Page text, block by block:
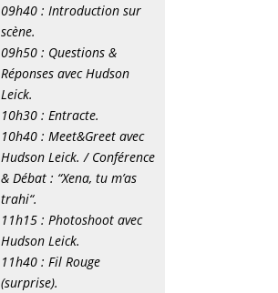
09h40 : Introduction sur
scène.
09h50 : Questions &
Réponses avec Hudson
Leick.
10h30 : Entracte.
10h40 : Meet&Greet avec
Hudson Leick. / Conférence
& Débat : “Xena, tu m’as
trahi“.
11h15 : Photoshoot avec
Hudson Leick.
11h40 : Fil Rouge
(surprise).